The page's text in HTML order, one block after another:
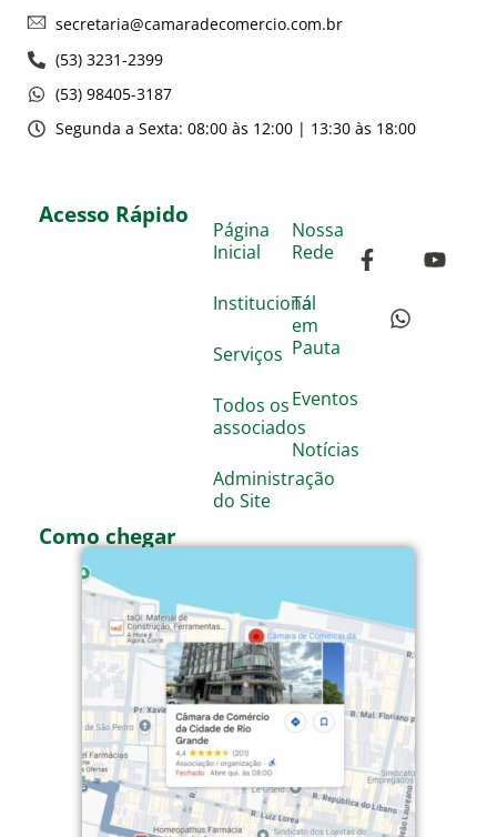
secretaria@camaradecomercio.com.br
(53) 3231-2399
(53) 98405-3187
Segunda a Sexta: 08:00 às 12:00 | 13:30 às 18:00
Acesso Rápido
Página
Inicial
Institucional
Serviços
Todos os
associados
Administração
do Site
Nossa
Rede
Tá
em
Pauta
Eventos
Notícias
Como chegar